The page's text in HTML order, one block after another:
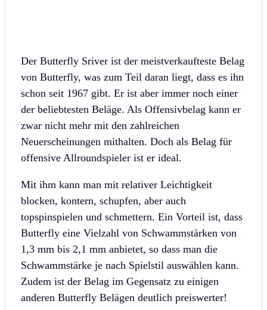
Der Butterfly Sriver ist der meistverkaufteste Belag
von Butterfly, was zum Teil daran liegt, dass es ihn
schon seit 1967 gibt. Er ist aber immer noch einer
der beliebtesten Beläge. Als Offensivbelag kann er
zwar nicht mehr mit den zahlreichen
Neuerscheinungen mithalten. Doch als Belag für
offensive Allroundspieler ist er ideal.
Mit ihm kann man mit relativer Leichtigkeit
blocken, kontern, schupfen, aber auch
topspinspielen und schmettern. Ein Vorteil ist, dass
Butterfly eine Vielzahl von Schwammstärken von
1,3 mm bis 2,1 mm anbietet, so dass man die
Schwammstärke je nach Spielstil auswählen kann.
Zudem ist der Belag im Gegensatz zu einigen
anderen Butterfly Belägen deutlich preiswerter!